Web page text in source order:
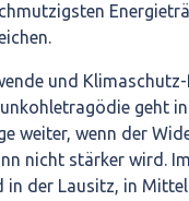
und
geht
weiter, wenn der
nicht stärker wird.
in der Lausitz, in